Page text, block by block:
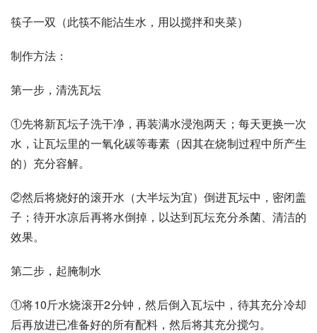
筷子一双（此筷不能沾生水，用以搅拌和夹菜）
制作方法：
第一步，清洗瓦坛
①先将新瓦坛子洗干净，再装满水浸泡两天；每天更换一次
水，让瓦坛里的一氧化碳等毒素（因其在烧制过程中所产生
的）充分容解。
②然后将烧好的滚开水（大半坛为宜）倒进瓦坛中，密闭盖
子；待开水凉后再将水倒掉，以达到瓦坛充分杀菌、清洁的
效果。
第二步，起腌制水
①将10斤水烧滚开2分钟，然后倒入瓦坛中，待其充分冷却
后再放进已准备好的所有配料，然后将其充分搅匀。